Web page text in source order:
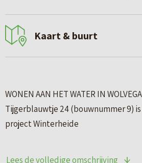
Kaart & buurt
WONEN AAN HET WATER IN
Tijgerblauwtje 24 (bouwnummer 9)
project Winterheide
Lees de volledige omschrijving